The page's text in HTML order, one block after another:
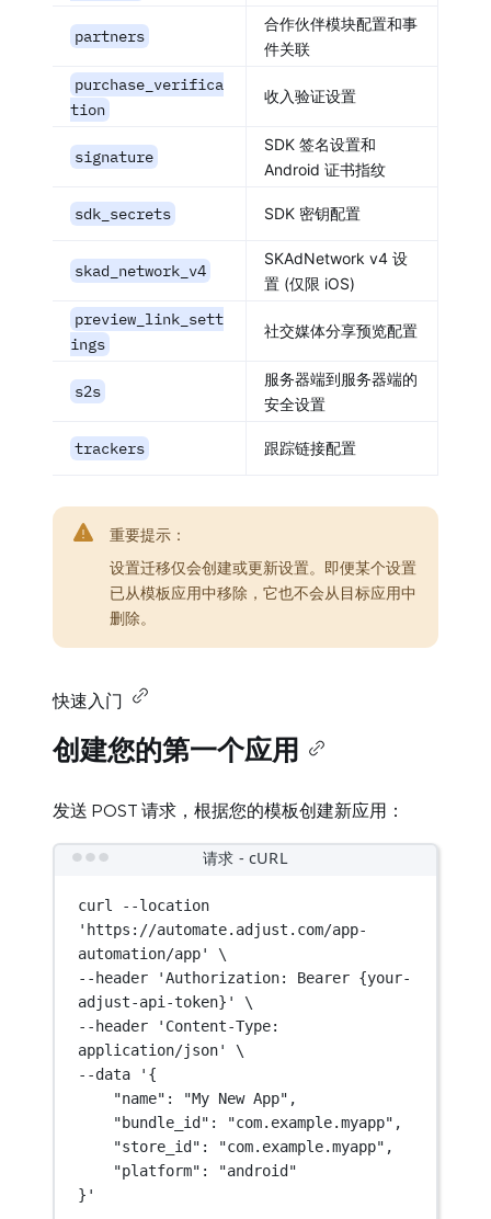
partners
合作伙伴模块配置和事
件关联
purchase_verifica
tion
收入验证设置
signature
SDK 签名设置和
Android 证书指纹
sdk_secrets SDK 密钥配置
skad_network_v4
SKAdNetwork v4 设
置 (仅限 iOS)
preview_link_sett
ings
社交媒体分享预览配置
s2s
服务器端到服务器端的
安全设置
trackers 跟踪链接配置
重要提示：
设置迁移仅会创建或更新设置。即便某个设置
已从模板应用中移除，它也不会从目标应用中
删除。
快速入门
创建您的第一个应用
发送 POST 请求，根据您的模板创建新应用：
请求 - cURL
curl
--location
'https://automate.adjust.com/app-
automation/app'
\
--header
'Authorization: Bearer {your-
adjust-api-token}'
\
--header
'Content-Type:
application/json'
\
--data
'{
"name": "My New App",
"bundle_id": "com.example.myapp",
"store_id": "com.example.myapp",
"platform": "android"
}'